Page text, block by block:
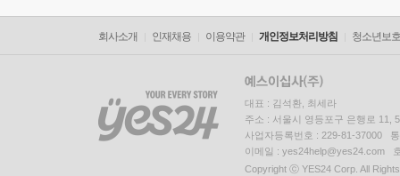
회사소개 인재채용 이용약관 개인정보처리방침 청소년보
대표 : 김석환, 최세라
주소 : 서울시 영등포구 은행로 11,
사업자등록번호 : 229-81-37000
이메일 : yes24help@yes24.com
Copyright ⓒ YES24 Corp. All